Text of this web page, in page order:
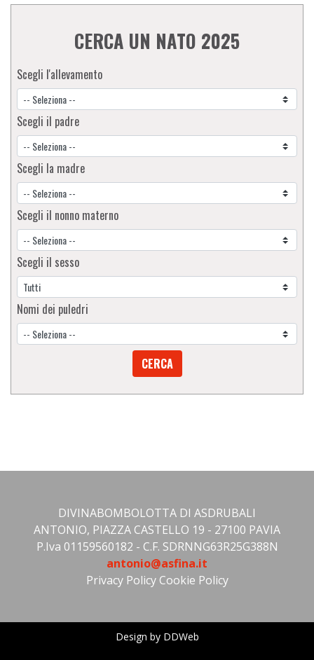
CERCA UN NATO 2025
Scegli l'allevamento
Scegli il padre
Scegli la madre
Scegli il nonno materno
Scegli il sesso
Nomi dei puledri
CERCA
DIVINABOMBOLOTTA DI ASDRUBALI
ANTONIO, PIAZZA CASTELLO 19 - 27100 PAVIA
P.Iva 01159560182 - C.F. SDRNNG63R25G388N
antonio@asfina.it
Privacy Policy Cookie Policy
Design by DDWeb